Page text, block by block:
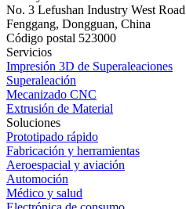
No. 3 Lefushan Industry West Road
Fenggang, Dongguan, China
Código postal 523000
Servicios
Impresión 3D de Superaleaciones
Superaleación
Mecanizado CNC
Extrusión de Material
Soluciones
Prototipado rápido
Fabricación y herramientas
Aeroespacial y aviación
Automoción
Médico y salud